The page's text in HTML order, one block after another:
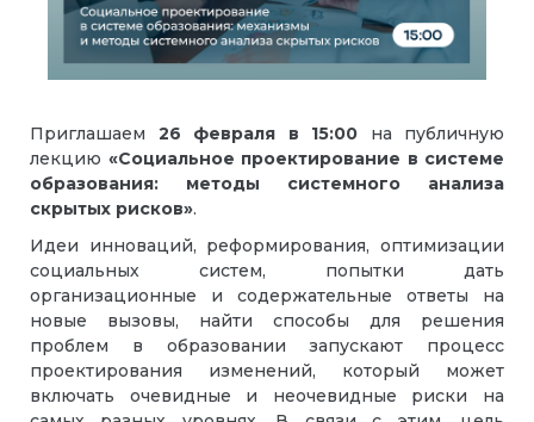
Приглашаем 26 февраля в 15:00 на публичную
лекцию «Социальное проектирование в системе
образования: методы системного анализа
скрытых рисков».
Идеи инноваций, реформирования, оптимизации
социальных систем, попытки дать
организационные и содержательные ответы на
новые вызовы, найти способы для решения
проблем в образовании запускают процесс
проектирования изменений, который может
включать очевидные и неочевидные риски на